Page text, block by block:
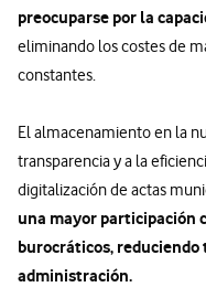
preocuparse por la
eliminando los costes de
constantes.
El almacenamiento en la
transparencia y a la
digitalización de actas
una mayor participación
burocráticos, reduciendo
administración.